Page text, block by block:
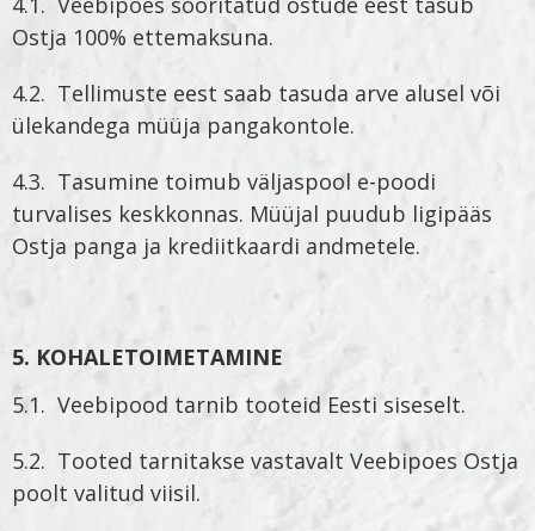
Ostja 100% ettemaksuna.
4.2. Tellimuste eest saab tasuda arve alusel või
ülekandega müüja pangakontole.
4.3. Tasumine toimub väljaspool e-poodi
turvalises keskkonnas. Müüjal puudub ligipääs
Ostja panga ja krediitkaardi andmetele.
5. KOHALETOIMETAMINE
5.1. Veebipood tarnib tooteid Eesti siseselt.
5.2. Tooted tarnitakse vastavalt Veebipoes Ostja
poolt valitud viisil.